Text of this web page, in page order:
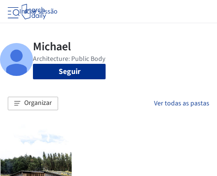
Iniciar sessão
Seguir
Organizar Ver todas as pastas